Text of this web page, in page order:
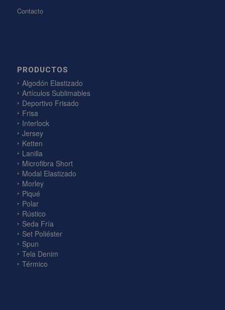
Contacto
PRODUCTOS
Algodón Elastizado
Artículos Sublimables
Deportivo Frisado
Frisa
Interlock
Jersey
Ketten
Lanilla
Microfibra Short
Modal Elastizado
Morley
Piqué
Polar
Rústico
Seda Fría
Set Poliéster
Spun
Tela Denim
Térmico